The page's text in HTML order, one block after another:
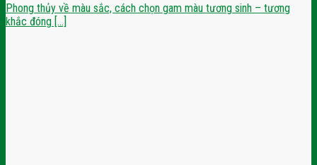
Phong thủy về màu sắc, cách chọn gam màu tương sinh – tương
khắc đóng [...]